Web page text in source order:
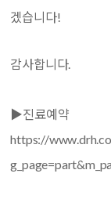
겠습니다!
감사합니다.
▶진료예약
https://